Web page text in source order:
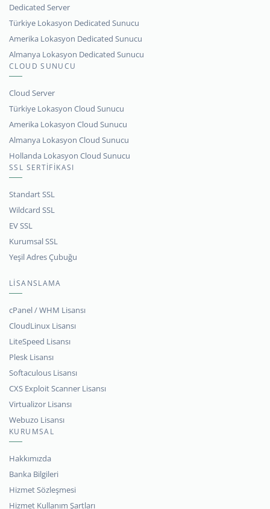
Dedicated Server
Türkiye Lokasyon Dedicated Sunucu
Amerika Lokasyon Dedicated Sunucu
Almanya Lokasyon Dedicated Sunucu
CLOUD SUNUCU
Cloud Server
Türkiye Lokasyon Cloud Sunucu
Amerika Lokasyon Cloud Sunucu
Almanya Lokasyon Cloud Sunucu
Hollanda Lokasyon Cloud Sunucu
SSL SERTİFİKASI
Standart SSL
Wildcard SSL
EV SSL
Kurumsal SSL
Yeşil Adres Çubuğu
LİSANSLAMA
cPanel / WHM Lisansı
CloudLinux Lisansı
LiteSpeed Lisansı
Plesk Lisansı
Softaculous Lisansı
CXS Exploit Scanner Lisansı
Virtualizor Lisansı
Webuzo Lisansı
KURUMSAL
Hakkımızda
Banka Bilgileri
Hizmet Sözleşmesi
Hizmet Kullanım Şartları